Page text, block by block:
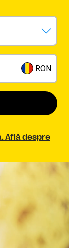
RON
Află despre